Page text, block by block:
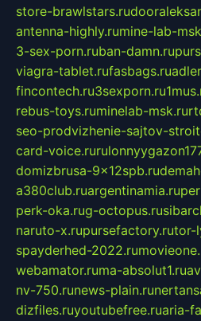
store-brawlstars.ru
antenna-highly.rumine-lab-
3-sex-porn.ruban-damn.ru
viagra-tablet.rufasbags.ru
fincontech.ru3sexporn.ru
rebus-toys.ruminelab-msk.ru
seo-prodvizhenie-sajtov-
card-voice.ru
domizbrusa-9x12spb.ru
a380club.ruargentinamia.ru
perk-oka.rug-octopus.ru
naruto-x.rupursefactory.rutor-
spayderhed-2022.ru
webamator.ruma-absolut1.ru
nv-750.runews-plain.ru
dizfiles.ruyoutubefree.ruaria-